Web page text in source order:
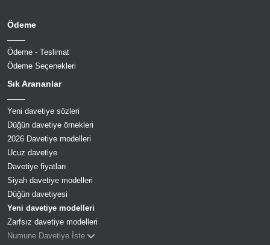
Ödeme
Ödeme - Teslimat
Ödeme Seçenekleri
Sık Arananlar
Yeni davetiye sözleri
Düğün davetiye örnekleri
2026 Davetiye modelleri
Ucuz davetiye
Davetiye fiyatları
Siyah davetiye modelleri
Düğün davetiyesi
Yeni davetiye modelleri
Zarfsız davetiye modelleri
Numune Davetiye İste